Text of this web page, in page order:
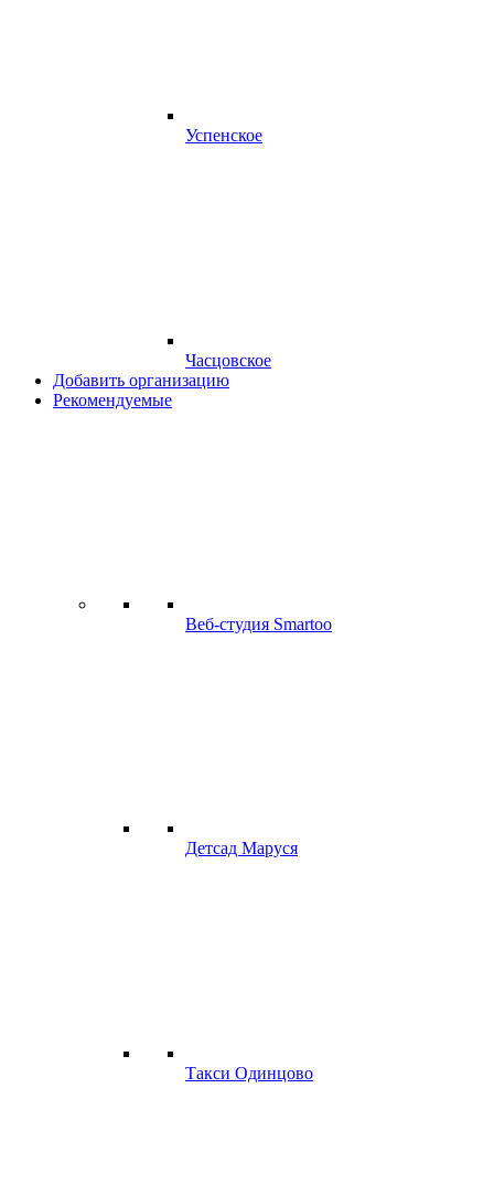
Успенское
Часцовское
Добавить организацию
Рекомендуемые
Веб-студия Smartoo
Детсад Маруся
Такси Одинцово